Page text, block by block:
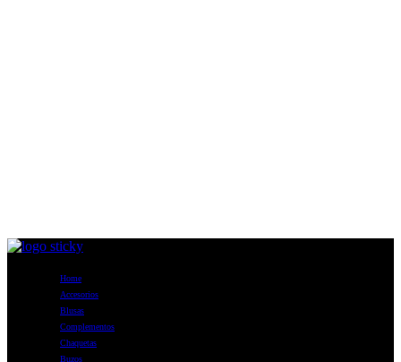
Home
Accesorios
Blusas
Complementos
Chaquetas
Buzos